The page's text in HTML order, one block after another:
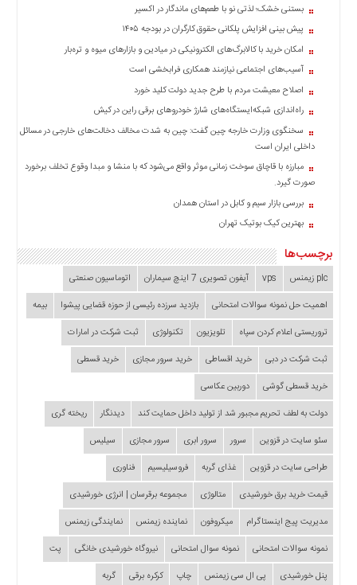
بستنی خشک؛ لذتی نو با طعم‌های ماندگار در اکسیر
پیش بینی افزایش پلکانی حقوق کارگران در بودجه ۱۴۰۵
امکان خرید با کالابرگ‌های الکترونیکی در میادین و بازارهای میوه و تره‌بار
آسیب‌های اجتماعی نیازمند همکاری فرابخشی است
اصلاح معیشت مردم با طرح جدید دولت کلید خورد
راه‌اندازی شبکه‌ایستگاه‌های شارژ خودروهای برقی راین در کیش
سخنگوی وزارت خارجه چین گفت: چین به شدت مخالف دخالت‌های خارجی در مسائل
داخلی ایران است
مبارزه با قاچاق سوخت زمانی موثر واقع می‌شود که با منشا و مبدا وقوع تخلف برخورد
صورت گیرد.
بررسی بازار سیم و کابل در استان همدان
بهترین کیک بوتیک تهران
برچسب‌ها
plc زیمنس vps آیفون تصویری 7 اینچ سیماران
اتوماسیون صنعتی
اهمیت حل نمونه سوالات امتحانی
بازدید سرزده‌ رئیسی از حوزه قضایی ‌پیشوا
بیمه
تروریستی اعلام کردن سپاه
تلویزیون تکنولوژی
ثبت شرکت در امارات
ثبت شرکت در دبی
خرید اقساطی خرید سرور مجازی
خرید قسطی
خرید قسطی گوشی
دوربین عکاسی
دولت به لطف تحریم مجبور شد از تولید داخل حمایت کند
دیدنگار
ریخته گری
سئو سایت در قزوین
سرور سرور ابری سرور مجازی
سیلیس
طراحی سایت در قزوین
غذای گربه فروسیلیسیم
فناوری
قیمت خرید برق خورشیدی
متالوژی
مجموعه برقرسان | انرژی خورشیدی
مدیریت پیج اینستاگرام
میکروفون نماینده زیمنس
نمایندگی زیمنس
نمونه سوالات امتحانی
نمونه سوال امتحانی نیروگاه خورشیدی خانگی
پت
پنل خورشیدی
پی ال سی زیمنس چاپ کرکره برقی گربه